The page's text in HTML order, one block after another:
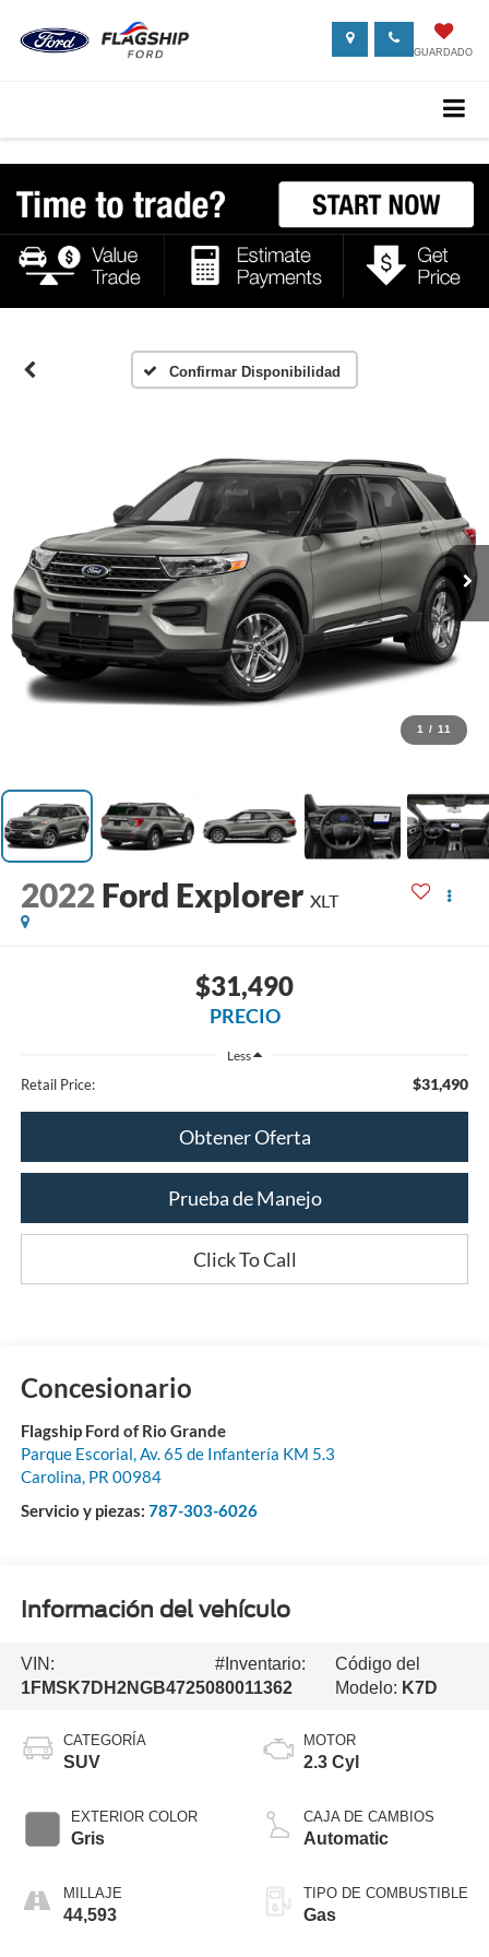
GUARDADO
Confirmar Disponibilidad
1 / 11
2022 Ford Explorer XLT
$31,490
PRECIO
Less
Retail Price: $31,490
Obtener Oferta
Prueba de Manejo
Click To Call
Concesionario
Flagship Ford of Rio Grande
Parque Escorial, Av. 65 de Infantería KM 5.3
Carolina PR 00984
Servicio y piezas: 787-303-6026
Información del vehículo
VIN:
1FMSK7DH2NGB47250
#Inventario:
80011362
Código del
Modelo: K7D
CATEGORÍA
SUV
EXTERIOR COLOR
Gris
MILLAJE
44,593
MOTOR
2.3 Cyl
CAJA DE CAMBIOS
Automatic
TIPO DE COMBUSTIBLE
Gas